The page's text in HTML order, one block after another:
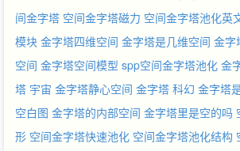
间金字塔 空间金字塔磁力 空间金字塔池化英
模块 金字塔四维空间 金字塔是几维空间 金字
空间 金字塔空间模型 spp空间金字塔池化 金
塔 宇宙 金字塔静心空间 金字塔 科幻 金字塔
空白图 金字塔的内部空间 金字塔里是空的吗
形 空间金字塔快速池化 空间金字塔池化结构